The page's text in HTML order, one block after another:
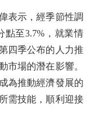
示，經季節性調
點至3.7%，就業情
四季公布的人力推
市場的潛在影響。
為推動經濟發展的
需技能，順利迎接